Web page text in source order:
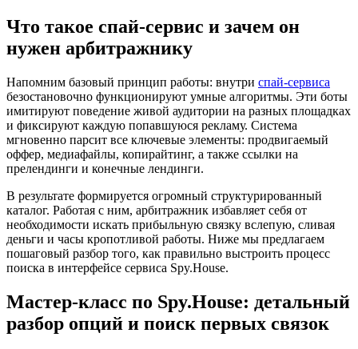
Что такое спай-сервис и зачем он
нужен арбитражнику
Напомним базовый принцип работы: внутри спай-сервиса
безостановочно функционируют умные алгоритмы. Эти боты
имитируют поведение живой аудитории на разных площадках
и фиксируют каждую попавшуюся рекламу. Система
мгновенно парсит все ключевые элементы: продвигаемый
оффер, медиафайлы, копирайтинг, а также ссылки на
прелендинги и конечные лендинги.
В результате формируется огромный структурированный
каталог. Работая с ним, арбитражник избавляет себя от
необходимости искать прибыльную связку вслепую, сливая
деньги и часы кропотливой работы. Ниже мы предлагаем
пошаговый разбор того, как правильно выстроить процесс
поиска в интерфейсе сервиса Spy.House.
Мастер-класс по Spy.House: детальный
разбор опций и поиск первых связок